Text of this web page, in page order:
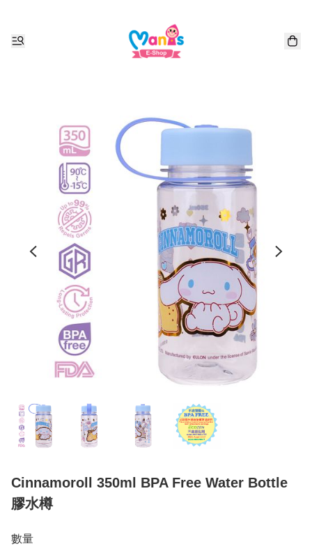
Cinnamoroll 350ml BPA Free Water Bottle
膠水樽
數量